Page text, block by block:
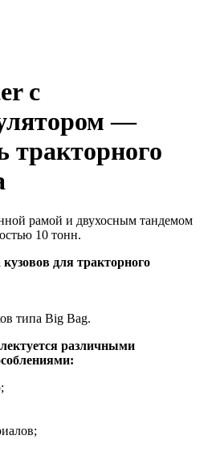
с
—
тракторного
рамой и двухосным тандемом
10 тонн.
для тракторного
типа Big Bag.
различными